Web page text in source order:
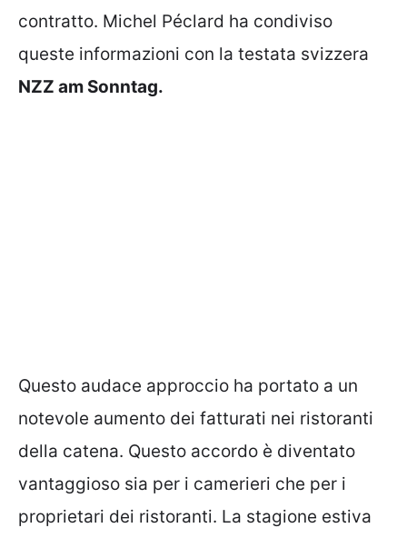
contratto. Michel Péclard ha condiviso
queste informazioni con la testata svizzera
NZZ am Sonntag.
Questo audace approccio ha portato a un
notevole aumento dei fatturati nei ristoranti
della catena. Questo accordo è diventato
vantaggioso sia per i camerieri che per i
proprietari dei ristoranti. La stagione estiva